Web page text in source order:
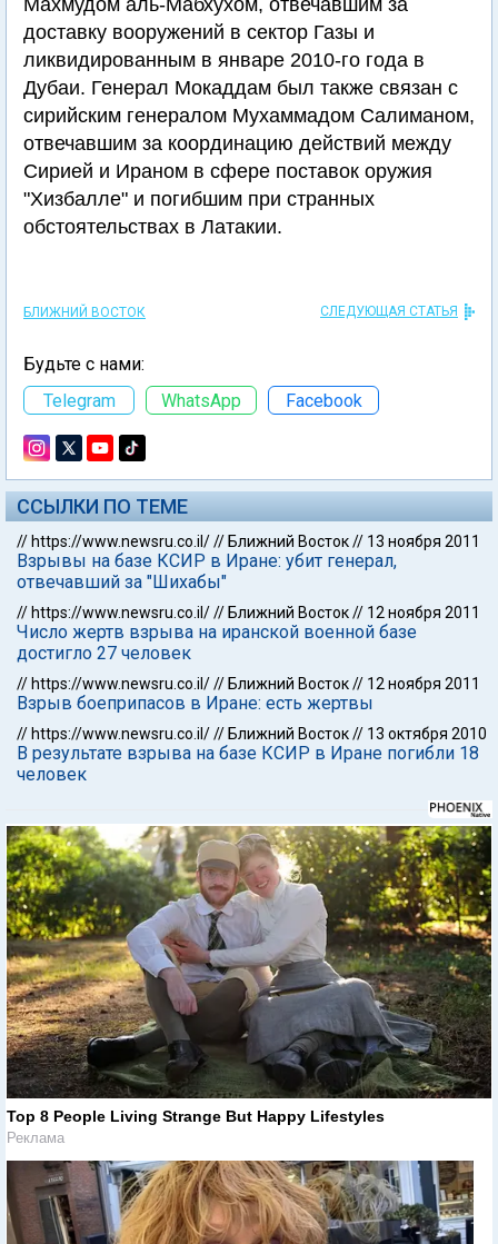
Махмудом аль-Мабхухом, отвечавшим за
доставку вооружений в сектор Газы и
ликвидированным в январе 2010-го года в
Дубаи. Генерал Мокаддам был также связан с
сирийским генералом Мухаммадом Салиманом,
отвечавшим за координацию действий между
Сирией и Ираном в сфере поставок оружия
"Хизбалле" и погибшим при странных
обстоятельствах в Латакии.
БЛИЖНИЙ ВОСТОК СЛЕДУЮЩАЯ СТАТЬЯ
Будьте с нами:
Telegram
WhatsApp Facebook
ССЫЛКИ ПО ТЕМЕ
// https://www.newsru.co.il/// Ближний Восток// 13 ноября 2011
Взрывы на базе КСИР в Иране: убит генерал,
отвечавший за "Шихабы"
// https://www.newsru.co.il/// Ближний Восток// 12 ноября 2011
Число жертв взрыва на иранской военной базе
достигло 27 человек
// https://www.newsru.co.il/// Ближний Восток// 12 ноября 2011
Взрыв боеприпасов в Иране: есть жертвы
// https://www.newsru.co.il/// Ближний Восток// 13 октября 2010
В результате взрыва на базе КСИР в Иране погибли 18
человек
Top 8 People Living Strange But Happy Lifestyles
Реклама